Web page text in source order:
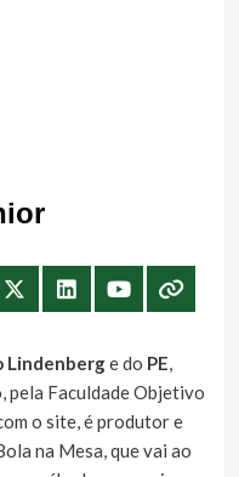
Lindenberge do PE,
pela Faculdade Objetivo
o site, é produtor e
na Mesa, que vai ao